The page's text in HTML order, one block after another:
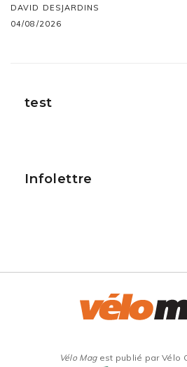
DAVID DESJARDINS
04/08/2026
test
Infolettre
Vélo Magest publié par Vélo